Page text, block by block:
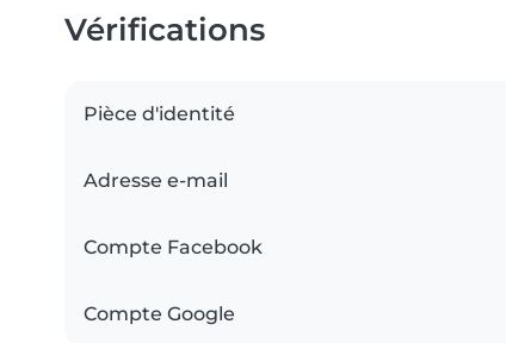
Vérifications
Pièce d'identité
Adresse e-mail
Compte Facebook
Compte Google